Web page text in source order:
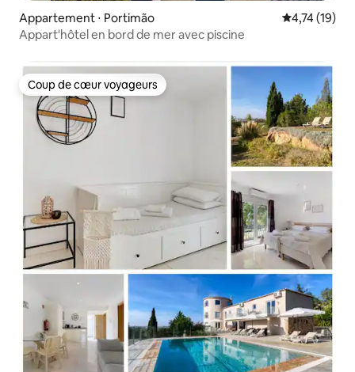
Appartement ⋅ Portimão Évaluation
4,74 (19)
Appart'hôtel en bord de mer avec piscine
Coup de cœur voyageurs
Coup de cœur voyageurs